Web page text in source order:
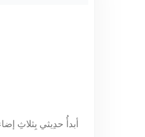
أبدأُ حدِيثي بِثلاثِ